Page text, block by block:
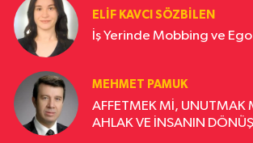
ELIF KAVCI SÖZBILEN
İş Yerinde Mobbing ve Ego
MEHMET PAMUK
AFFETMEK Mİ, UNUTMAK
AHLAK VE İNSANIN